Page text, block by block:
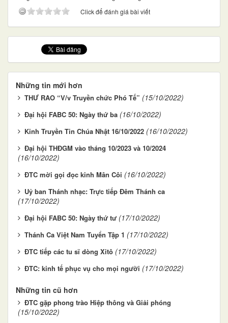
Click để đánh giá bài viết
Những tin mới hơn
THƯ RAO “V/v Truyền chức Phó Tế” (15/10/2022)
Đại hội FABC 50: Ngày thứ ba (16/10/2022)
Kinh Truyền Tin Chúa Nhật 16/10/2022 (16/10/2022)
Đại hội THĐGM vào tháng 10/2023 và 10/2024
(16/10/2022)
ĐTC mời gọi đọc kinh Mân Côi (16/10/2022)
Uỷ ban Thánh nhạc: Trực tiếp Đêm Thánh ca
(17/10/2022)
Đại hội FABC 50: Ngày thứ tư (17/10/2022)
Thánh Ca Việt Nam Tuyển Tập 1 (17/10/2022)
ĐTC tiếp các tu sĩ dòng Xitô (17/10/2022)
ĐTC: kinh tế phục vụ cho mọi người (17/10/2022)
Những tin cũ hơn
ĐTC gặp phong trào Hiệp thông và Giải phóng
(15/10/2022)